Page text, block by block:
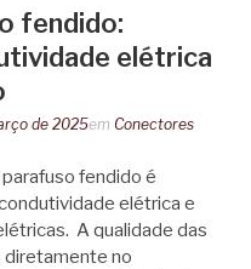
fendido:
elétrica
de 2025em Conectores
fendido é
elétrica e
A qualidade das
no